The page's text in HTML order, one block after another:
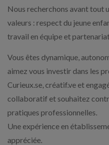
Nous recherchons avant tout
valeurs : respect du jeune
travail en équipe et
Vous êtes dynamique,
aimez vous investir dans les
Curieux.se, créatif.ve et
collaboratif et souhaitez
pratiques professionnelles.
Une expérience en
appréciée.